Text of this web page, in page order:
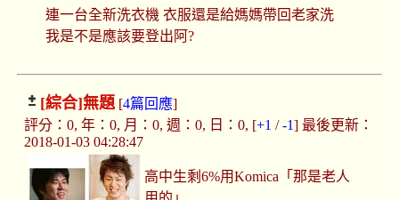
連一台全新洗衣機 衣服還是給媽媽帶回老家洗
我是不是應該要登出阿?
[綜合]無題[4篇回應]
評分：0, 年：0, 月：0, 週：0, 日：0, [+1 /-1] 最後更新：
2018-01-03 04:28:47
高中生剩6%用Komica「那是老人